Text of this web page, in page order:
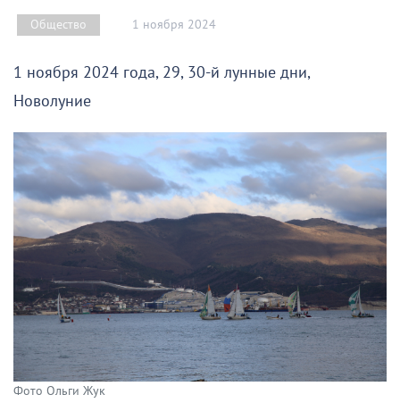
Общество 1 ноября 2024
1 ноября 2024 года, 29, 30-й лунные дни,
Новолуние
Фото Ольги Жук